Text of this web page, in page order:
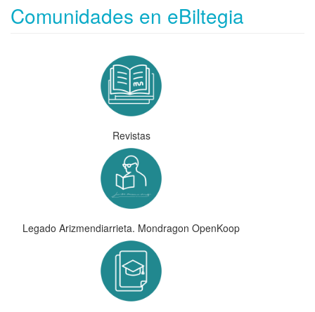
Comunidades en eBiltegia
Revistas
Legado Arizmendiarrieta. Mondragon OpenKoop